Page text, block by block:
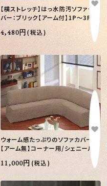
【横ストレッチ】はっ水防汚ソファーカ
バー：ブリック【アーム付】1P～3PW
4,480円 (税込)
ウォーム感たっぷりのソファカバー：
【アーム無】コーナー用/シェニール
11,000円 (税込)